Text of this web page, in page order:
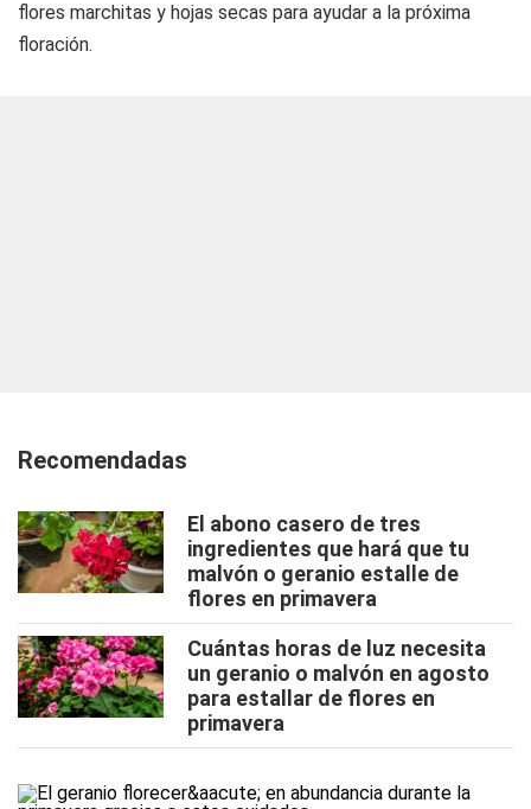
flores marchitas y hojas secas para ayudar a la próxima
floración.
Recomendadas
El abono casero de tres
ingredientes que hará que tu
malvón o geranio estalle de
flores en primavera
Cuántas horas de luz necesita
un geranio o malvón en agosto
para estallar de flores en
primavera